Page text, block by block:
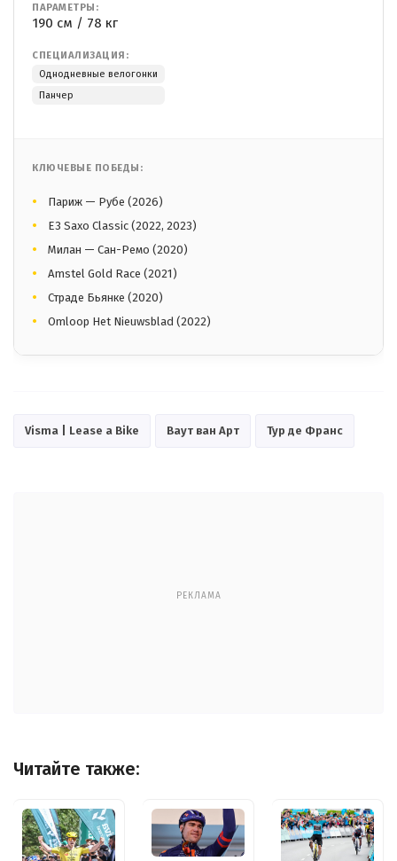
ПАРАМЕТРЫ:
190 см / 78 кг
СПЕЦИАЛИЗАЦИЯ:
Однодневные велогонки
Панчер
КЛЮЧЕВЫЕ ПОБЕДЫ:
Париж — Рубе (2026)
E3 Saxo Classic (2022, 2023)
Милан — Сан-Ремо (2020)
Amstel Gold Race (2021)
Страде Бьянке (2020)
Omloop Het Nieuwsblad (2022)
Visma | Lease a Bike Ваут ван Арт Тур де Франс
РЕКЛАМА
Читайте также: